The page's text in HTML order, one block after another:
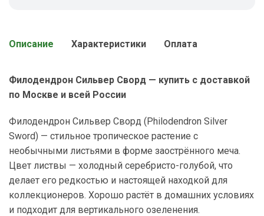
Описание Характеристики Оплата
Филодендрон Сильвер Сворд — купить с доставкой
по Москве и всей России
Филодендрон Сильвер Сворд (Philodendron Silver
Sword) — стильное тропическое растение с
необычными листьями в форме заострённого меча.
Цвет листвы — холодный серебристо-голубой, что
делает его редкостью и настоящей находкой для
коллекционеров. Хорошо растёт в домашних условиях
и подходит для вертикального озеленения.